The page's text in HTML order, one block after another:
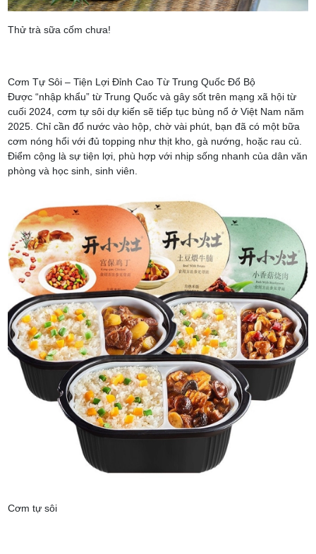
Thử trà sữa cốm chưa!
Cơm Tự Sôi – Tiện Lợi Đỉnh Cao Từ Trung Quốc Đổ Bộ
Được “nhập khẩu” từ Trung Quốc và gây sốt trên mạng xã hội từ
cuối 2024, cơm tự sôi dự kiến sẽ tiếp tục bùng nổ ở Việt Nam năm
2025. Chỉ cần đổ nước vào hộp, chờ vài phút, bạn đã có một bữa
cơm nóng hổi với đủ topping như thịt kho, gà nướng, hoặc rau củ.
Điểm cộng là sự tiện lợi, phù hợp với nhịp sống nhanh của dân văn
phòng và học sinh, sinh viên.
Cơm tự sôi